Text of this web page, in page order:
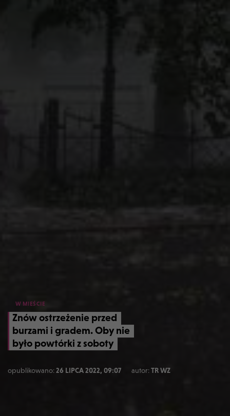
W MIEŚCIE
Znów ostrzeżenie przed
burzami i gradem. Oby nie
było powtórki z soboty
opublikowano:26 LIPCA 2022, 09:07 autor:TR WZ